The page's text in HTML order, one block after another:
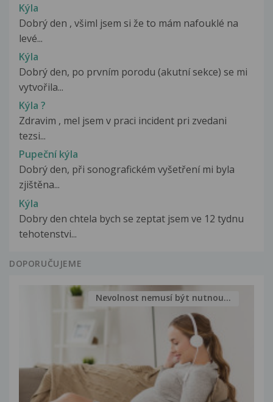
Kýla
Dobrý den , všiml jsem si že to mám nafouklé na
levé...
Kýla
Dobrý den, po prvním porodu (akutní sekce) se mi
vytvořila...
Kýla ?
Zdravim , mel jsem v praci incident pri zvedani
tezsi...
Pupeční kýla
Dobrý den, při sonografickém vyšetření mi byla
zjištěna...
Kýla
Dobry den chtela bych se zeptat jsem ve 12 tydnu
tehotenstvi...
DOPORUČUJEME
Nevolnost nemusí být nutnou...